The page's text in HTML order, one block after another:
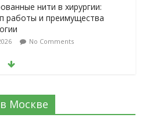
нити в хирургии:
работы и преимущества
No Comments
Москве